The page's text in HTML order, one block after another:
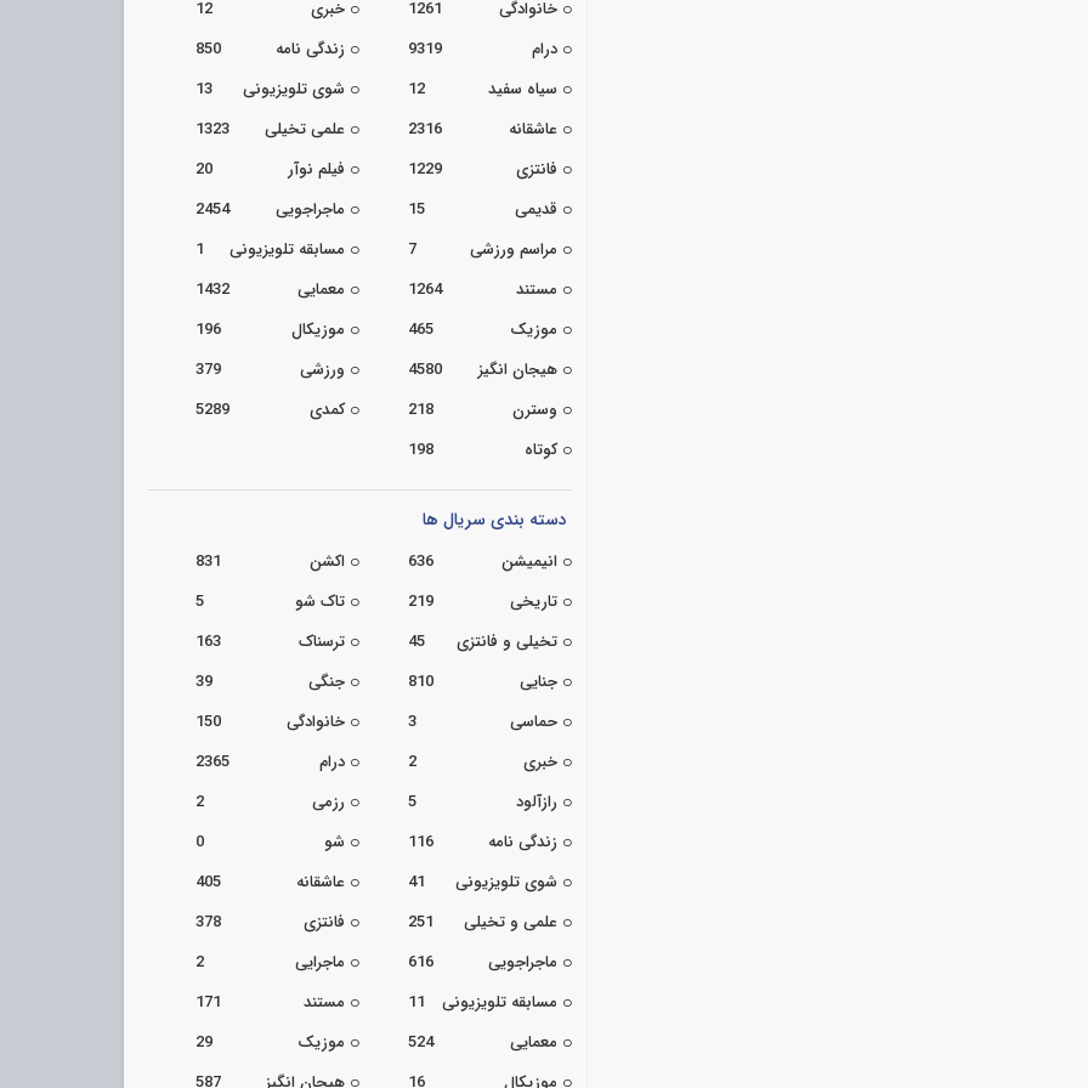
خانوادگی 1261 خبری
12
درام
9319 زندگی نامه
850
سیاه سفید
12 شوی تلویزیونی
13
عاشقانه
2316 علمی تخیلی
1323
فانتزی
1229 فیلم نوآر
20
قدیمی
15 ماجراجویی
2454
مراسم ورزشی
7 مسابقه تلویزیونی
1
مستند
1264 معمایی
1432
موزیک
465 موزیکال
196
هیجان انگیز
4580 ورزشی
379
وسترن
218 کمدی
5289
کوتاه
198
دسته بندی سریال ها
انیمیشن 636 اکشن
831
تاریخی
219 تاک شو
5
تخیلی و فانتزی
45 ترسناک
163
جنایی
810 جنگی
39
حماسی
3 خانوادگی
150
خبری
2 درام
2365
رازآلود
5 رزمی
2
زندگی نامه
116 شو
0
شوی تلویزیونی
41 عاشقانه
405
علمی و تخیلی
251 فانتزی
378
ماجراجویی
616 ماجرایی
2
مسابقه تلویزیونی
11 مستند
171
معمایی
524 موزیک
29
موزیکال
16 هیجان انگیز 587